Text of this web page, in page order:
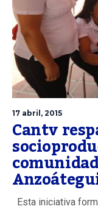
17 abril, 2015
Cantv
Esta iniciativa